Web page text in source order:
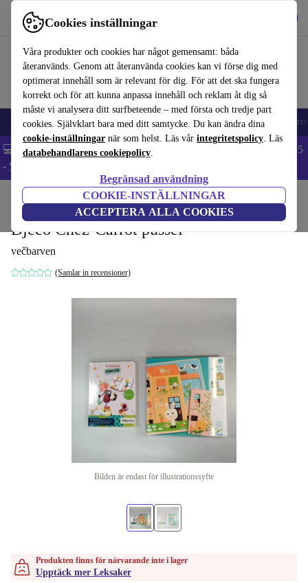
Cookies inställningar
Våra produkter och cookies har något gemensamt: båda
återanvänds. Genom att återanvända cookies kan vi förse dig med
optimerat innehåll som är relevant för dig. För att det ska fungera
korrekt och för att kunna anpassa innehåll och reklam åt dig så
måste vi analysera ditt surfbeteende – med första och tredje part
cookies. Självklart bara med ditt samtycke. Du kan ändra dina
cookie-inställningar när som helst. Läs vår integritetspolicy. Läs
databehandlarens cookiepolicy.
Begränsad användning
COOKIE-INSTÄLLNINGAR
ACCEPTERA ALLA COOKIES
Använd refurbed snabbt och enkelt
🎒 Back to school Mobiltelefoner Bärbara datorer Surfplattor
💻 Extra 5% rabatt på alla MacBooks och laptops - Code: LAPTOP5
- Villkor
Leksaker
Djeco Chez-Carrot pussel
večbarven
(Samlar in recensioner)
Bilden är endast för illustrationssyfte
Produkten finns för närvarande inte i lager
Upptäck mer Leksaker